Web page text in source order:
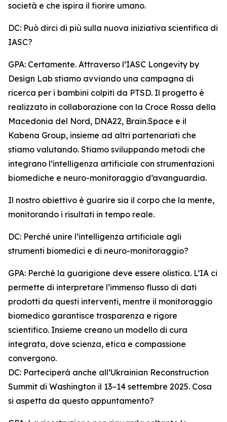
società e che ispira il fiorire umano.
DC: Può dirci di più sulla nuova iniziativa scientifica di
IASC?
GPA: Certamente. Attraverso l’IASC Longevity by
Design Lab stiamo avviando una campagna di
ricerca per i bambini colpiti da PTSD. Il progetto è
realizzato in collaborazione con la Croce Rossa della
Macedonia del Nord, DNA22, Brain.Space e il
Kabena Group, insieme ad altri partenariati che
stiamo valutando. Stiamo sviluppando metodi che
integrano l’intelligenza artificiale con strumentazioni
biomediche e neuro-monitoraggio d’avanguardia.
Il nostro obiettivo è guarire sia il corpo che la mente,
monitorando i risultati in tempo reale.
DC: Perché unire l’intelligenza artificiale agli
strumenti biomedici e di neuro-monitoraggio?
GPA: Perché la guarigione deve essere olistica. L’IA ci
permette di interpretare l’immenso flusso di dati
prodotti da questi interventi, mentre il monitoraggio
biomedico garantisce trasparenza e rigore
scientifico. Insieme creano un modello di cura
integrata, dove scienza, etica e compassione
convergono.
DC: Parteciperà anche all’Ukrainian Reconstruction
Summit di Washington il 13–14 settembre 2025. Cosa
si aspetta da questo appuntamento?